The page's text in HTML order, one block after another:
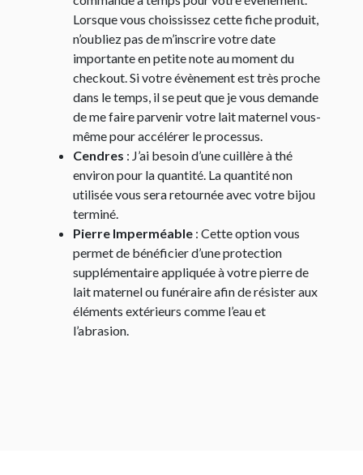
Lorsque vous choississez cette fiche produit,
n’oubliez pas de m’inscrire votre date
importante en petite note au moment du
checkout. Si votre évènement est très proche
dans le temps, il se peut que je vous demande
de me faire parvenir votre lait maternel vous-
même pour accélérer le processus.
Cendres : J’ai besoin d’une cuillère à thé
environ pour la quantité. La quantité non
utilisée vous sera retournée avec votre bijou
terminé.
Pierre Imperméable : Cette option vous
permet de bénéficier d’une protection
supplémentaire appliquée à votre pierre de
lait maternel ou funéraire afin de résister aux
éléments extérieurs comme l’eau et
l’abrasion.